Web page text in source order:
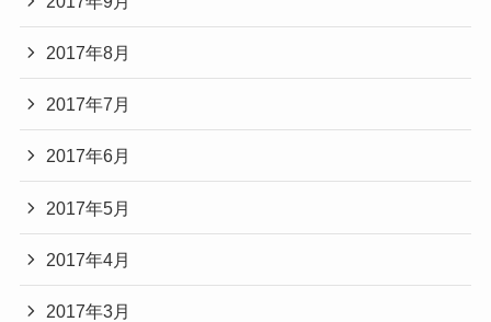
2017年8月
2017年7月
2017年6月
2017年5月
2017年4月
2017年3月